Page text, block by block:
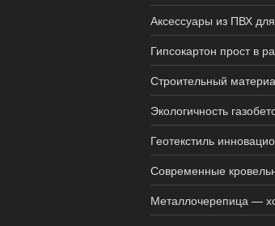
Аксессуары из ПВХ
Гипсокартон прост в
Строительный
Экологичность
Геотекстиль
Современные
Металлочерепица —